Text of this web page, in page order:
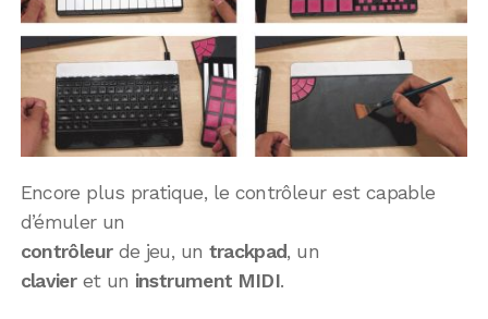
Encore plus pratique, le contrôleur est capable
d’émuler un
contrôleurde jeu, un trackpad, un
clavieret un instrument MIDI.